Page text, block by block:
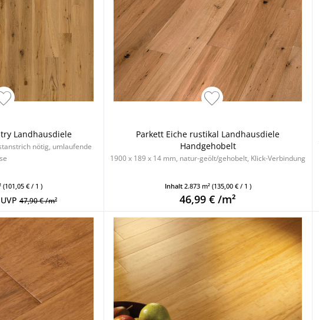
Landhausdiele
nötig, umlaufende
(101,05 € / 1 )
UVP47,90 € /m²
Parkett Eiche rustikal Landhausdiele
Handgehobelt
1900 x 189 x 14 mm, natur-geölt/gehobelt, Klick-Verbindung
Inhalt 2.873 m² (135,00 € / 1 )
46,99 € /m²